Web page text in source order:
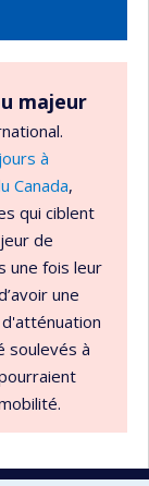
majeur
à
Canada,
qui ciblent
de
une fois leur
une
soulevés à